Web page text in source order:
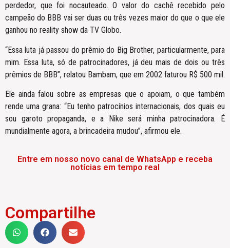
perdedor, que foi nocauteado. O valor do cachê recebido pelo
campeão do BBB vai ser duas ou três vezes maior do que o que ele
ganhou no reality show da TV Globo.
“Essa luta já passou do prêmio do Big Brother, particularmente, para
mim. Essa luta, só de patrocinadores, já deu mais de dois ou três
prêmios de BBB”, relatou Bambam, que em 2002 faturou R$ 500 mil.
Ele ainda falou sobre as empresas que o apoiam, o que também
rende uma grana: “Eu tenho patrocínios internacionais, dos quais eu
sou garoto propaganda, e a Nike será minha patrocinadora. É
mundialmente agora, a brincadeira mudou”, afirmou ele.
Entre em nosso novo canal de WhatsApp e receba
notícias em tempo real
Compartilhe